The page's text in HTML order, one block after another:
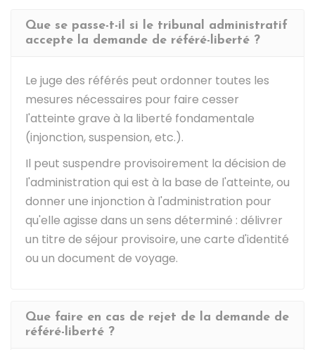
Que se passe-t-il si le tribunal administratif
accepte la demande de référé-liberté ?
Le juge des référés peut ordonner toutes les
mesures nécessaires pour faire cesser
l'atteinte grave à la liberté fondamentale
(injonction, suspension, etc.).
Il peut suspendre provisoirement la décision de
l'administration qui est à la base de l'atteinte, ou
donner une injonction à l'administration pour
qu'elle agisse dans un sens déterminé : délivrer
un titre de séjour provisoire, une carte d'identité
ou un document de voyage.
Que faire en cas de rejet de la demande de
référé-liberté ?